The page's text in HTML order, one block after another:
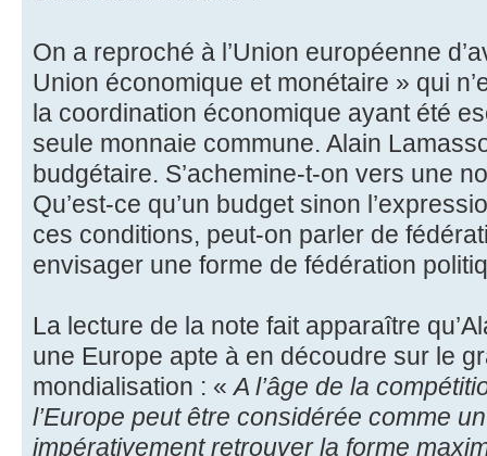
On a reproché à l’Union européenne
Union économique et monétaire » qui
la coordination économique ayant été
seule monnaie commune. Alain
budgétaire. S’achemine-t-on vers une
Qu’est-ce qu’un budget sinon
ces conditions, peut-on parler de
envisager une forme de fédération
La lecture de la note fait apparaître
une Europe apte à en découdre sur le
mondialisation : «A l’âge de la
l’Europe peut être considérée comme
impérativement retrouver la forme